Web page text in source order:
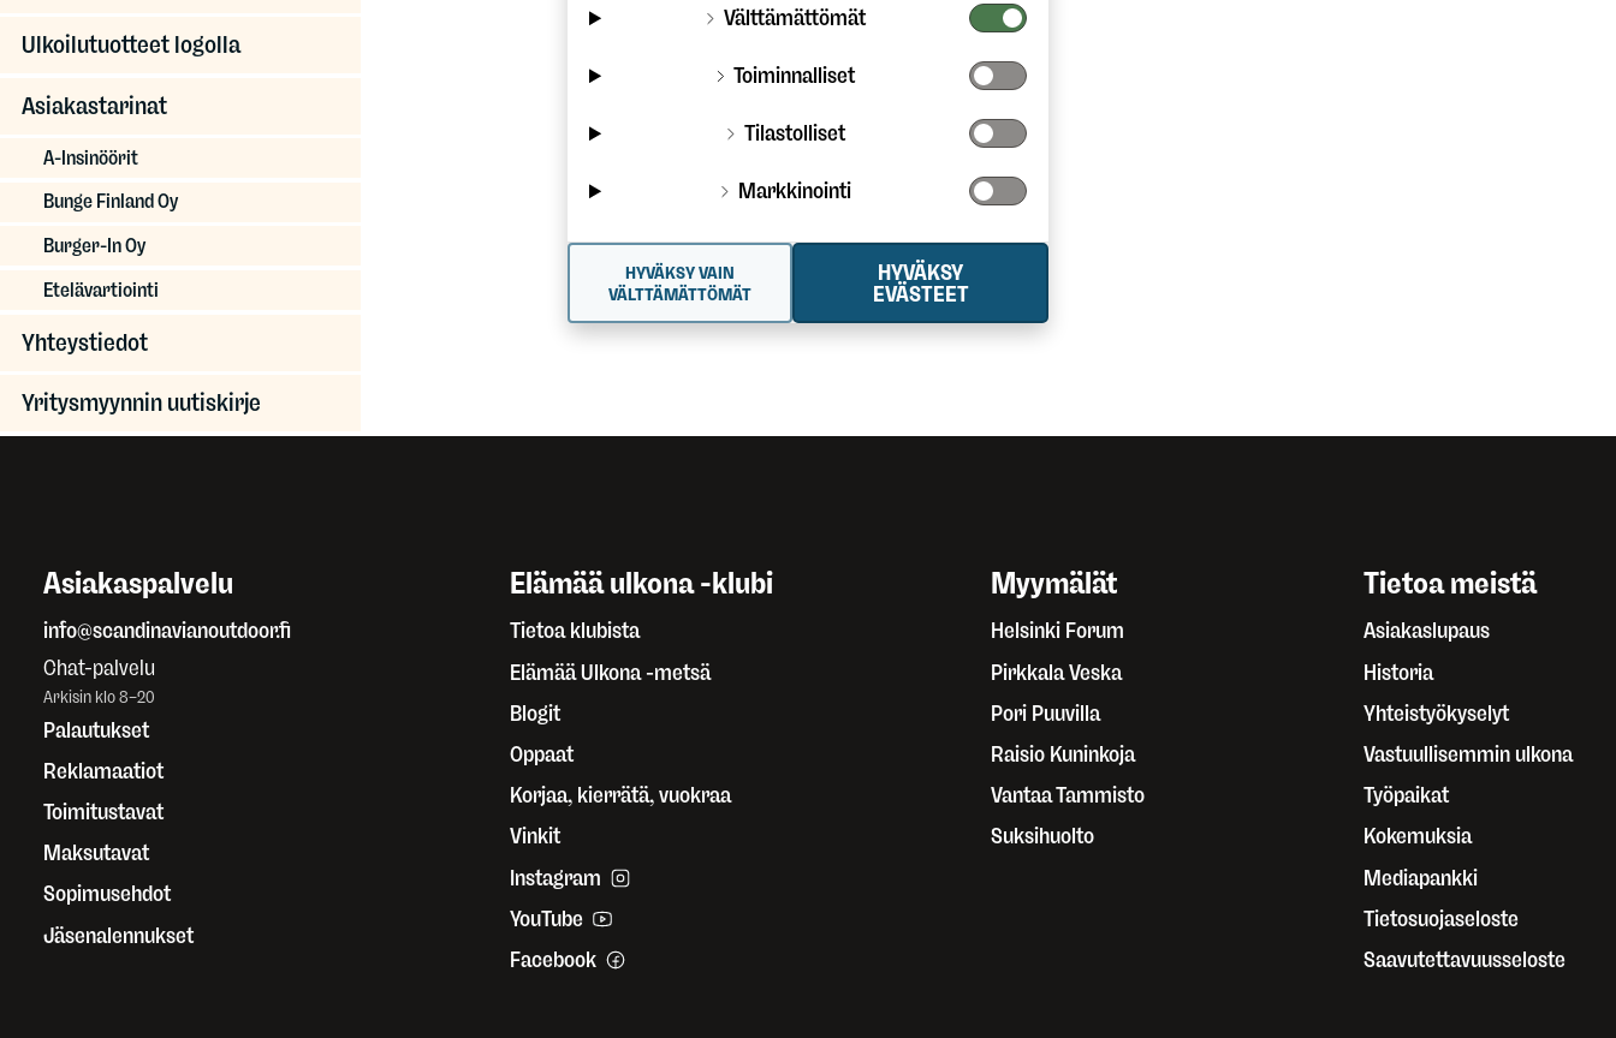
Ulkoilutuotteet logolla
Asiakastarinat
A-Insinöörit
Bunge Finland Oy
Burger-In Oy
Etelävartiointi
Yhteystiedot
Yritysmyynnin uutiskirje
Asiakaspalvelu
info@scandinavianoutdoor.fi
Chat-palvelu
Arkisin klo 8–20
Palautukset
Reklamaatiot
Toimitustavat
Maksutavat
Sopimusehdot
Jäsenalennukset
Elämää ulkona -klubi
Tietoa klubista
Elämää Ulkona -metsä
Blogit
Oppaat
Korjaa, kierrätä, vuokraa
Vinkit
Instagram
YouTube
Facebook
Myymälät
Helsinki Forum
Pirkkala Veska
Pori Puuvilla
Raisio Kuninkoja
Vantaa Tammisto
Suksihuolto
Tietoa meistä
Asiakaslupaus
Historia
Yhteistyökyselyt
Vastuullisemmin ulkona
Työpaikat
Kokemuksia
Mediapankki
Tietosuojaseloste
Saavutettavuusseloste
Välttämättömät
Toiminnalliset
Tilastolliset
Markkinointi
HYVÄKSY
EVÄSTEET
HYVÄKSY VAIN
VÄLTTÄMÄTTÖMÄT